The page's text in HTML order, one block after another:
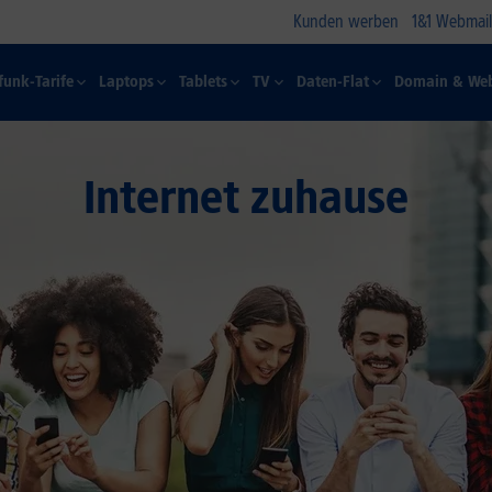
Kunden werben 1&1
Tarife Laptops Tablets TV Daten-Flat Domain &
Internet zuhause